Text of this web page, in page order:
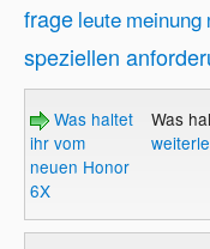
frage leute meinung
speziellen
Was haltet
ihr vom
neuen Honor
6X
Was